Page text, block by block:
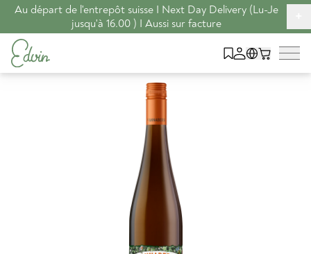
Au départ de l'entrepôt suisse I Next Day Delivery (Lu-Je
jusqu'à 16.00 ) I Aussi sur facture